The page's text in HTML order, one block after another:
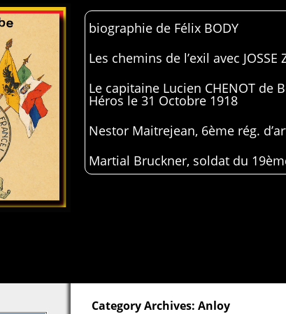
biographie de Félix BODY
Les chemins de l’exil avec
Le capitaine Lucien CHENOT de
Héros le 31 Octobre 1918
Nestor Maitrejean, 6ème rég.
Martial Bruckner, soldat du
Category Archives: Anloy